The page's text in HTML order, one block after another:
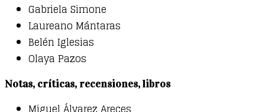
Gabriela Simone
Laureano Mántaras
Belén Iglesias
Olaya Pazos
Notas, críticas, recensiones, libros